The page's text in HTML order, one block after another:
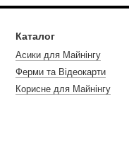
Каталог
Асики для Майнінгу
Ферми та Відеокарти
Корисне для Майнінгу